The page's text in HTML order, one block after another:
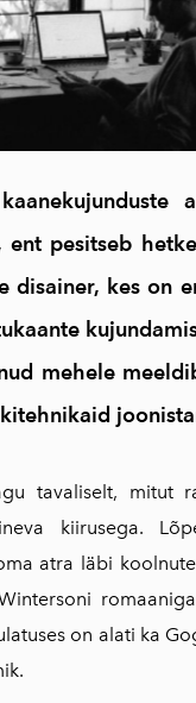
pesitseb
disainer, kes on
mehele
tavaliselt, mitut
kiirusega.
atra läbi
on alati ka